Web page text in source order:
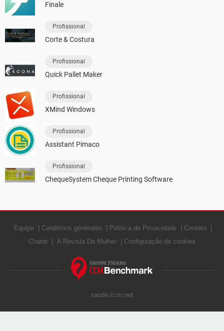
Finale
Profissional
Corte & Costura
Profissional
Quick Pallet Maker
Profissional
XMind Windows
Profissional
Assistant Pimaco
Profissional
ChequeSystem Cheque Printing Software
Equipe Conditions générales Política de Privacidade
Contato
Charte
A Revista Da Mulher Configuração de cookies
saude.ccm.net